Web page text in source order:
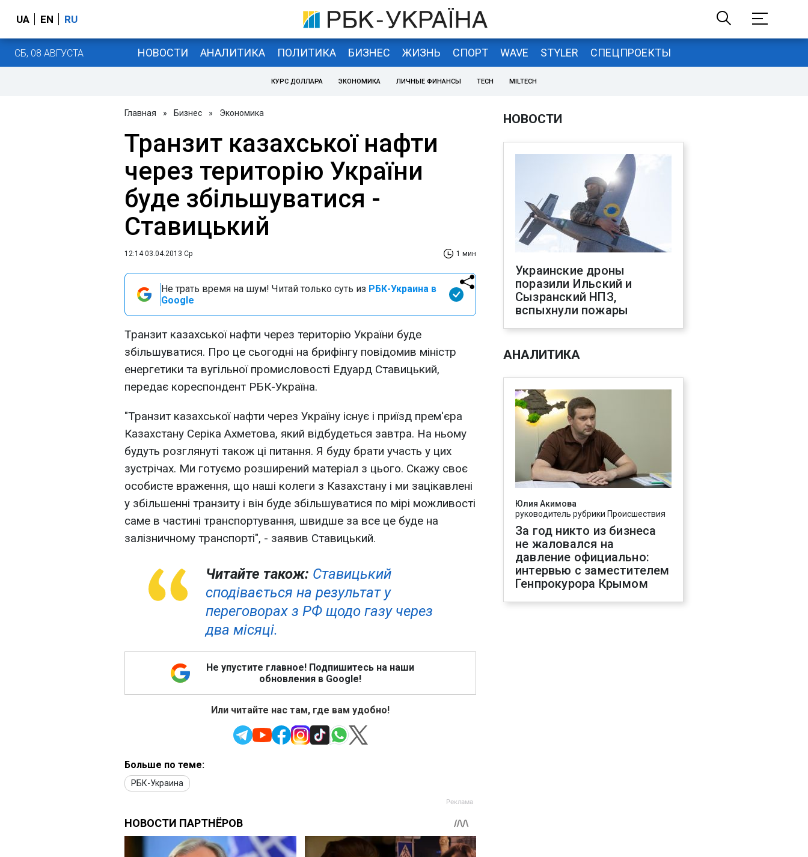
UA EN RU
СБ, 08 АВГУСТА НОВОСТИ АНАЛИТИКА ПОЛИТИКА БИЗНЕС ЖИЗНЬ СПОРТ WAVE STYLER СПЕЦПРОЕКТЫ
КУРС ДОЛЛАРА ЭКОНОМИКА ЛИЧНЫЕ ФИНАНСЫ TECH MILTECH
Главная » Бизнес » Экономика
Транзит казахської нафти
через територію України
буде збільшуватися -
Ставицький
12:14 03.04.2013 Ср 1 мин
Не трать время на шум! Читай только суть из РБК-Украина в
Google
Транзит казахської нафти через територію України буде
збільшуватися. Про це сьогодні на брифінгу повідомив міністр
енергетики та вугільної промисловості Едуард Ставицький,
передає кореспондент РБК-Україна.
"Транзит казахської нафти через Україну існує і приїзд прем'єра
Казахстану Серіка Ахметова, який відбудеться завтра. На ньому
будуть розглянуті також ці питання. Я буду брати участь у цих
зустрічах. Ми готуємо розширений матеріал з цього. Скажу своє
особисте враження, що наші колеги з Казахстану і ми зацікавлені
у збільшенні транзиту і він буде збільшуватися по мірі можливості
саме в частині транспортування, швидше за все це буде на
залізничному транспорті", - заявив Ставицький.
Читайте також: Ставицький
сподівається на результат у
переговорах з РФ щодо газу через
два місяці.
Не упустите главное! Подпишитесь на наши
обновления в Google!
Или читайте нас там, где вам удобно!
Больше по теме:
РБК-Украина
НОВОСТИ
Украинские дроны
поразили Ильский и
Сызранский НПЗ,
вспыхнули пожары
АНАЛИТИКА
Юлия Акимова
руководитель рубрики Происшествия
За год никто из бизнеса
не жаловался на
давление официально:
интервью с заместителем
Генпрокурора Крымом